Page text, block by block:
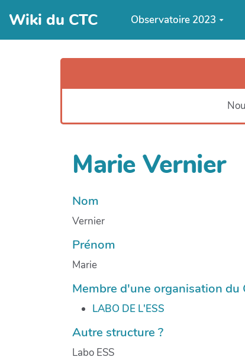
Aller au contenu principal
Wiki du CTC Observatoire 2023
Marie Vernier
Nom
Vernier
Prénom
Marie
Membre d'une organisation du
LABO DE L'ESS
Autre structure ?
Labo ESS